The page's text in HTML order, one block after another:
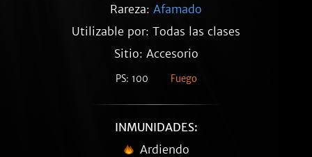
Rareza: Afamado
Utilizable por: Todas las clases
Sitio: Accesorio
PS: 100 Fuego
INMUNIDADES:
Ardiendo